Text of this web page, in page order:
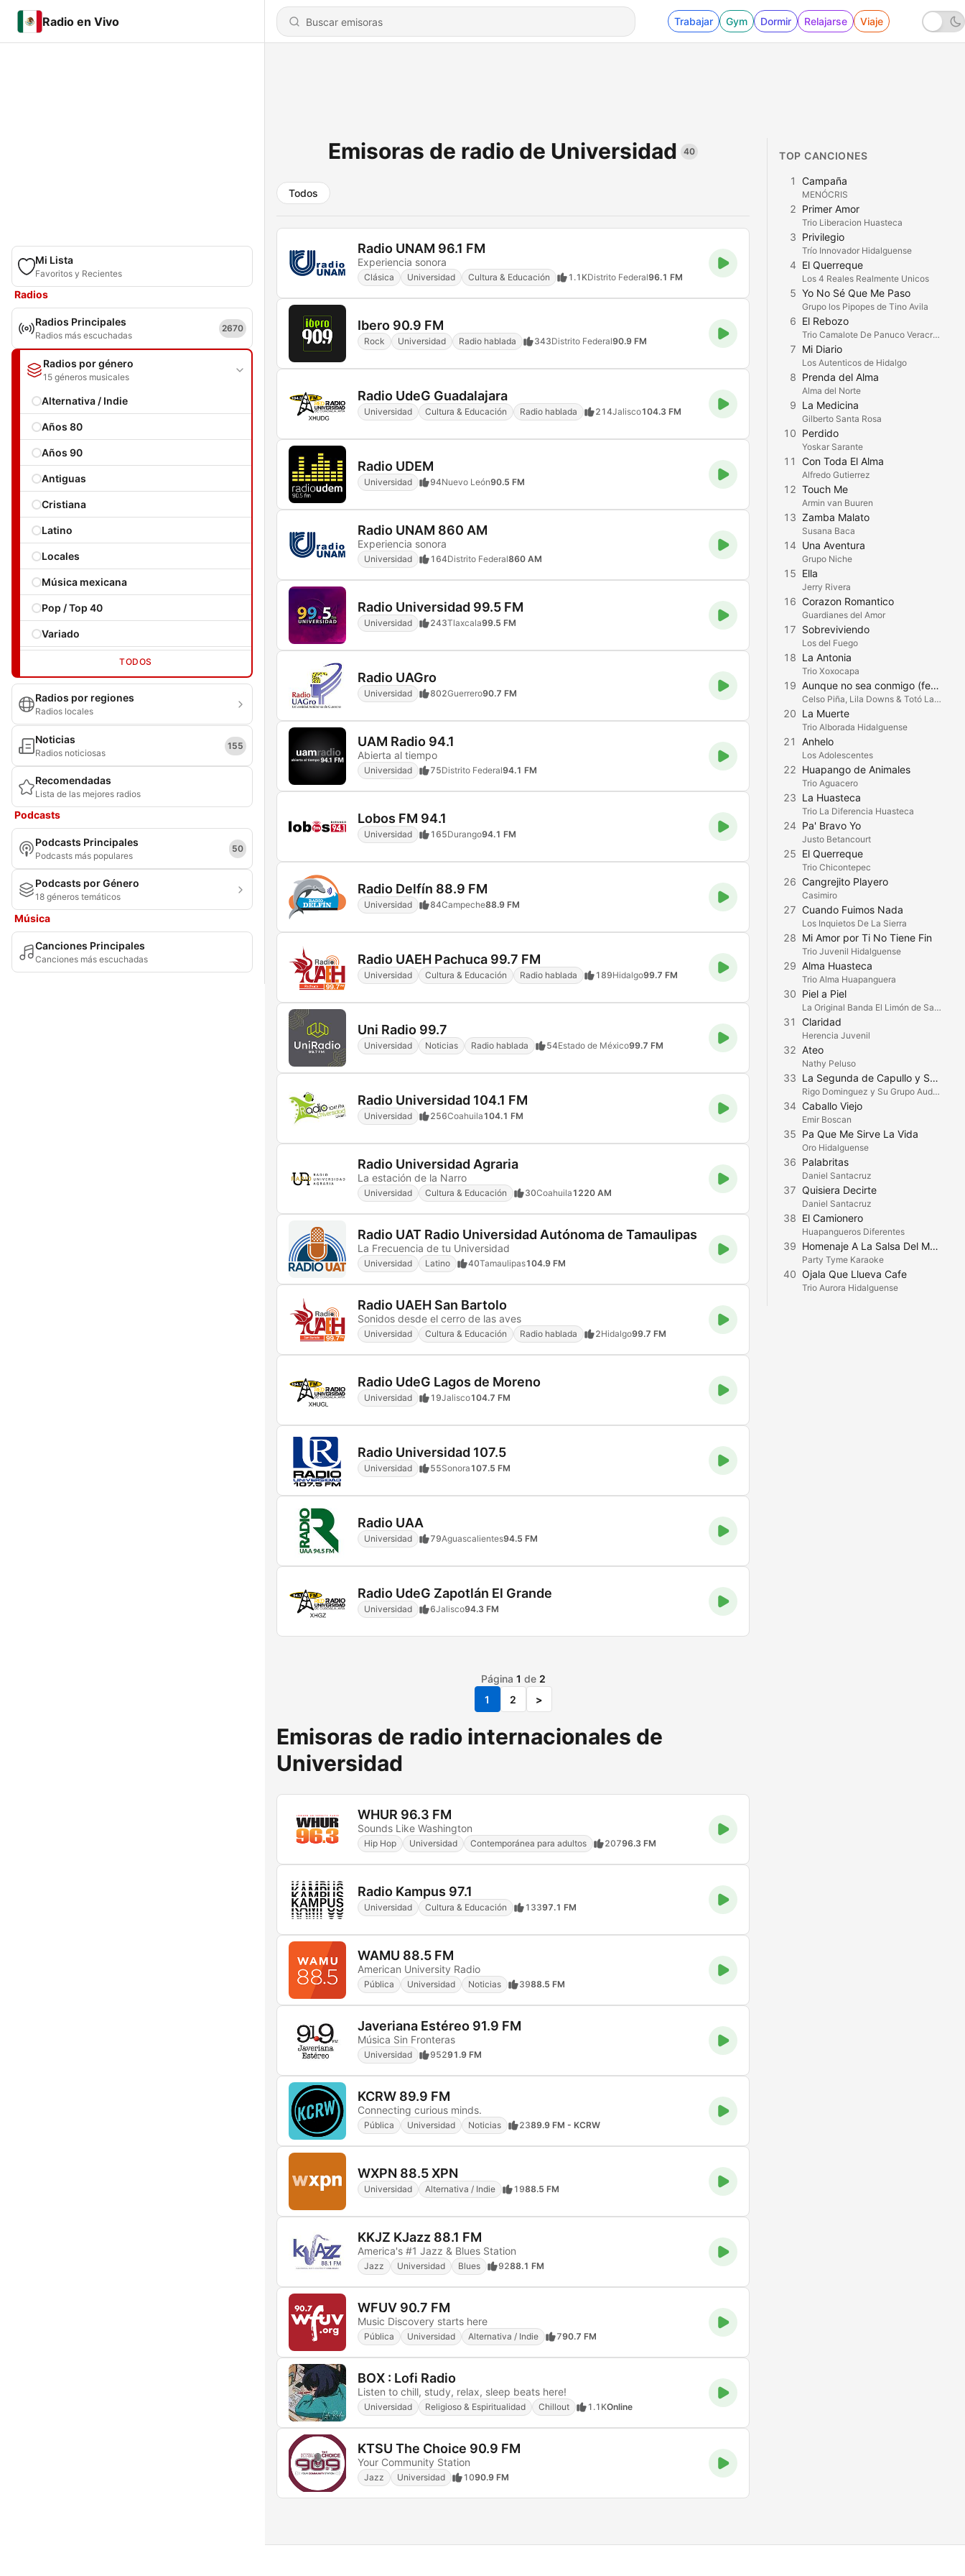
Radio en Vivo Trabajar Gym Dormir Relajarse Viaje
Mi Lista
Favoritos y Recientes
Radios
Radios Principales
Radios más escuchadas
2670
Radios por género
15 géneros musicales
Alternativa / Indie
Años 80
Años 90
Antiguas
Cristiana
Latino
Locales
Música mexicana
Pop / Top 40
Variado
TODOS
Radios por regiones
Radios locales
Noticias
Radios noticiosas
155
Recomendadas
Lista de las mejores radios
Podcasts
Podcasts Principales
Podcasts más populares
50
Podcasts por Género
18 géneros temáticos
Música
Canciones Principales
Canciones más escuchadas
Emisoras de radio de Universidad 40
Todos
Radio UNAM 96.1 FM
Experiencia sonora
Clásica Universidad Cultura & Educación 1.1KDistrito Federal96.1 FM
Ibero 90.9 FM
Rock Universidad Radio hablada 343Distrito Federal90.9 FM
Radio UdeG Guadalajara
Universidad Cultura & Educación Radio hablada 214Jalisco104.3 FM
Radio UDEM
Universidad 94Nuevo León90.5 FM
Radio UNAM 860 AM
Experiencia sonora
Universidad 164Distrito Federal860 AM
Radio Universidad 99.5 FM
Universidad 243Tlaxcala99.5 FM
Radio UAGro
Universidad 802Guerrero90.7 FM
UAM Radio 94.1
Abierta al tiempo
Universidad 75Distrito Federal94.1 FM
Lobos FM 94.1
Universidad 165Durango94.1 FM
Radio Delfín 88.9 FM
Universidad 84Campeche88.9 FM
Radio UAEH Pachuca 99.7 FM
Universidad Cultura & Educación Radio hablada 189Hidalgo99.7 FM
Uni Radio 99.7
Universidad Noticias Radio hablada 54Estado de México99.7 FM
Radio Universidad 104.1 FM
Universidad 256Coahuila104.1 FM
Radio Universidad Agraria
La estación de la Narro
Universidad Cultura & Educación 30Coahuila1220 AM
Radio UAT Radio Universidad Autónoma de Tamaulipas
La Frecuencia de tu Universidad
Universidad Latino 40Tamaulipas104.9 FM
Radio UAEH San Bartolo
Sonidos desde el cerro de las aves
Universidad Cultura & Educación Radio hablada 2Hidalgo99.7 FM
Radio UdeG Lagos de Moreno
Universidad 19Jalisco104.7 FM
Radio Universidad 107.5
Universidad 55Sonora107.5 FM
Radio UAA
Universidad 79Aguascalientes94.5 FM
Radio UdeG Zapotlán El Grande
Universidad 6Jalisco94.3 FM
Página 1 de 2
1
2 >
Emisoras de radio internacionales de
Universidad
WHUR 96.3 FM
Sounds Like Washington
Hip Hop Universidad Contemporánea para adultos 20796.3 FM
Radio Kampus 97.1
Universidad Cultura & Educación 13397.1 FM
WAMU 88.5 FM
American University Radio
Pública Universidad Noticias 3988.5 FM
Javeriana Estéreo 91.9 FM
Música Sin Fronteras
Universidad 95291.9 FM
KCRW 89.9 FM
Connecting curious minds.
Pública Universidad Noticias 2389.9 FM - KCRW
WXPN 88.5 XPN
Universidad Alternativa / Indie 1988.5 FM
KKJZ KJazz 88.1 FM
America's #1 Jazz & Blues Station
Jazz Universidad Blues 9288.1 FM
WFUV 90.7 FM
Music Discovery starts here
Pública Universidad Alternativa / Indie 790.7 FM
BOX : Lofi Radio
Listen to chill, study, relax, sleep beats here!
Universidad Religioso & Espiritualidad Chillout 1.1KOnline
KTSU The Choice 90.9 FM
Your Community Station
Jazz Universidad 1090.9 FM
TOP CANCIONES
1 Campaña
MENÓCRIS
2 Primer Amor
Trio Liberacion Huasteca
3 Privilegio
Trío Innovador Hidalguense
4 El Querreque
Los 4 Reales Realmente Unicos
5 Yo No Sé Que Me Paso
Grupo los Pipopes de Tino Avila
6 El Rebozo
Trio Camalote De Panuco Veracruz
7 Mi Diario
Los Autenticos de Hidalgo
8 Prenda del Alma
Alma del Norte
9 La Medicina
Gilberto Santa Rosa
10 Perdido
Yoskar Sarante
11 Con Toda El Alma
Alfredo Gutierrez
12 Touch Me
Armin van Buuren
13 Zamba Malato
Susana Baca
14 Una Aventura
Grupo Niche
15 Ella
Jerry Rivera
16 Corazon Romantico
Guardianes del Amor
17 Sobreviviendo
Los del Fuego
18 La Antonia
Trio Xoxocapa
19 Aunque no sea conmigo (feat. Orquesta de Baja California)
Celso Piña, Lila Downs & Totó La Momposina
20 La Muerte
Trio Alborada Hidalguense
21 Anhelo
Los Adolescentes
22 Huapango de Animales
Trio Aguacero
23 La Huasteca
Trio La Diferencia Huasteca
24 Pa' Bravo Yo
Justo Betancourt
25 El Querreque
Trio Chicontepec
26 Cangrejito Playero
Casimiro
27 Cuando Fuimos Nada
Los Inquietos De La Sierra
28 Mi Amor por Ti No Tiene Fin
Trio Juvenil Hidalguense
29 Alma Huasteca
Trio Alma Huapanguera
30 Piel a Piel
La Original Banda El Limón de Salvador Lizárraga
31 Claridad
Herencia Juvenil
32 Ateo
Nathy Peluso
33 La Segunda de Capullo y Sorullo
Rigo Dominguez y Su Grupo Audaz
34 Caballo Viejo
Emir Boscan
35 Pa Que Me Sirve La Vida
Oro Hidalguense
36 Palabritas
Daniel Santacruz
37 Quisiera Decirte
Daniel Santacruz
38 El Camionero
Huapangueros Diferentes
39 Homenaje A La Salsa Del Mundo (Made Popular By Alberto Barros) [Karaoke Version]
Party Tyme Karaoke
40 Ojala Que Llueva Cafe
Trio Aurora Hidalguense